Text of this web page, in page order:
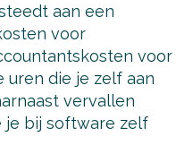
aan een
voor
voor
die je zelf aan
vervallen
je bij software zelf